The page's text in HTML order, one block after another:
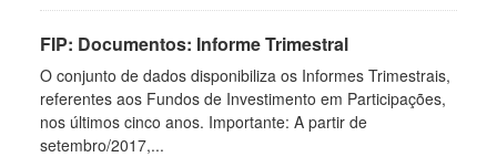
FIP: Documentos: Informe Trimestral
O conjunto de dados disponibiliza os Informes Trimestrais,
referentes aos Fundos de Investimento em Participações,
nos últimos cinco anos. Importante: A partir de
setembro/2017,...